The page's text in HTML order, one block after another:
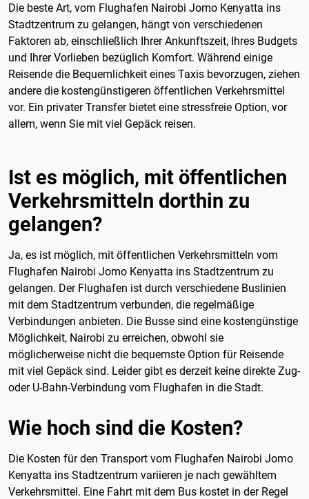
Die beste Art, vom Flughafen Nairobi Jomo Kenyatta ins
Stadtzentrum zu gelangen, hängt von verschiedenen
Faktoren ab, einschließlich Ihrer Ankunftszeit, Ihres Budgets
und Ihrer Vorlieben bezüglich Komfort. Während einige
Reisende die Bequemlichkeit eines Taxis bevorzugen, ziehen
andere die kostengünstigeren öffentlichen Verkehrsmittel
vor. Ein privater Transfer bietet eine stressfreie Option, vor
allem, wenn Sie mit viel Gepäck reisen.
Ist es möglich, mit öffentlichen
Verkehrsmitteln dorthin zu
gelangen?
Ja, es ist möglich, mit öffentlichen Verkehrsmitteln vom
Flughafen Nairobi Jomo Kenyatta ins Stadtzentrum zu
gelangen. Der Flughafen ist durch verschiedene Buslinien
mit dem Stadtzentrum verbunden, die regelmäßige
Verbindungen anbieten. Die Busse sind eine kostengünstige
Möglichkeit, Nairobi zu erreichen, obwohl sie
möglicherweise nicht die bequemste Option für Reisende
mit viel Gepäck sind. Leider gibt es derzeit keine direkte Zug-
oder U-Bahn-Verbindung vom Flughafen in die Stadt.
Wie hoch sind die Kosten?
Die Kosten für den Transport vom Flughafen Nairobi Jomo
Kenyatta ins Stadtzentrum variieren je nach gewähltem
Verkehrsmittel. Eine Fahrt mit dem Bus kostet in der Regel